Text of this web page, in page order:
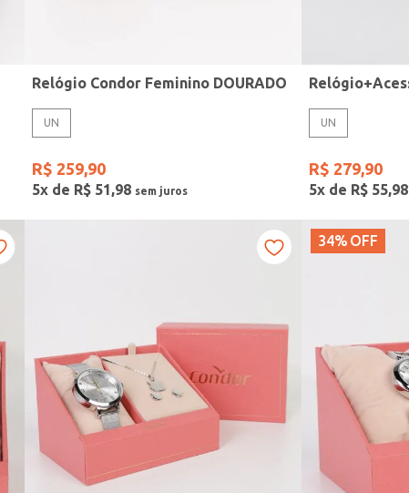
Relógio Condor Feminino DOURADO
UN
R$ 259,90
5x de R$ 51,98
UN
R$ 279,90
5x de R$ 55,98
34% OFF